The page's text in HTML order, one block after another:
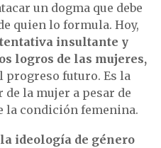
un dogma que debe
quien lo formula. Hoy,
insultante y
logros de las mujeres,
progreso futuro. Es la
la mujer a pesar de
la condición femenina.
ideología de género